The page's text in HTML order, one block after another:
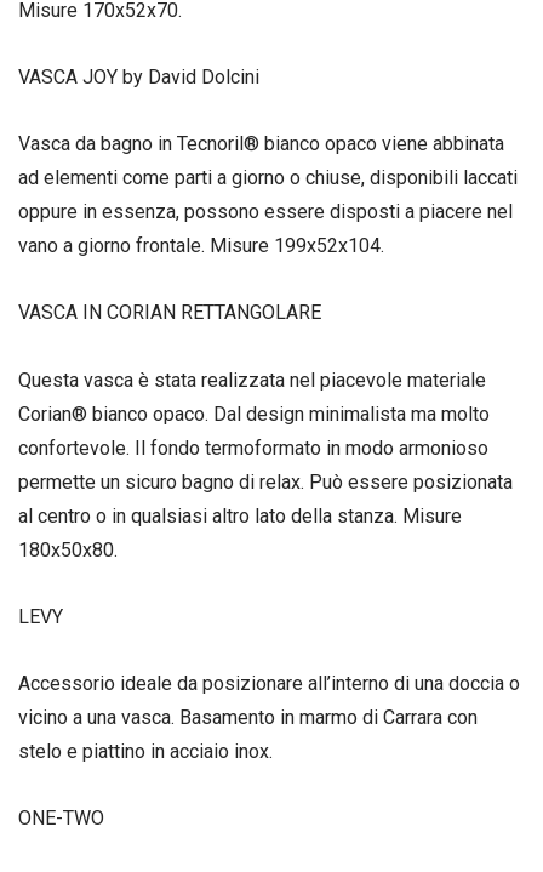
Misure 170x52x70.
VASCA JOY by David Dolcini
Vasca da bagno in Tecnoril® bianco opaco viene abbinata
ad elementi come parti a giorno o chiuse, disponibili laccati
oppure in essenza, possono essere disposti a piacere nel
vano a giorno frontale. Misure 199x52x104.
VASCA IN CORIAN RETTANGOLARE
Questa vasca è stata realizzata nel piacevole materiale
Corian® bianco opaco. Dal design minimalista ma molto
confortevole. Il fondo termoformato in modo armonioso
permette un sicuro bagno di relax. Può essere posizionata
al centro o in qualsiasi altro lato della stanza. Misure
180x50x80.
LEVY
Accessorio ideale da posizionare all’interno di una doccia o
vicino a una vasca. Basamento in marmo di Carrara con
stelo e piattino in acciaio inox.
ONE-TWO